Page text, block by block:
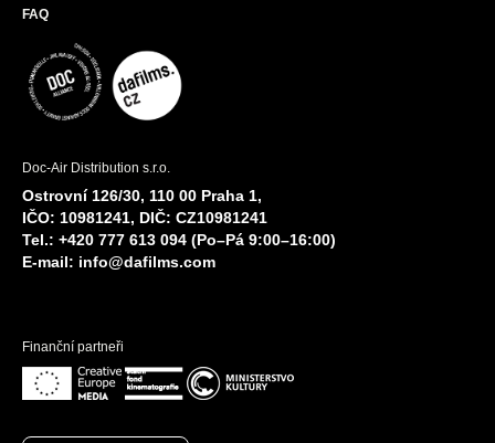
FAQ
Doc-Air Distribution s.r.o.
Ostrovní 126/30, 110 00 Praha 1,
IČO: 10981241, DIČ: CZ10981241
Tel.: +420 777 613 094 (Po–Pá 9:00–16:00)
E-mail: info@dafilms.com
Finanční partneři